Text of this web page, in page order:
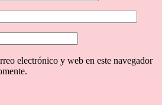
electrónico y web en este navegador